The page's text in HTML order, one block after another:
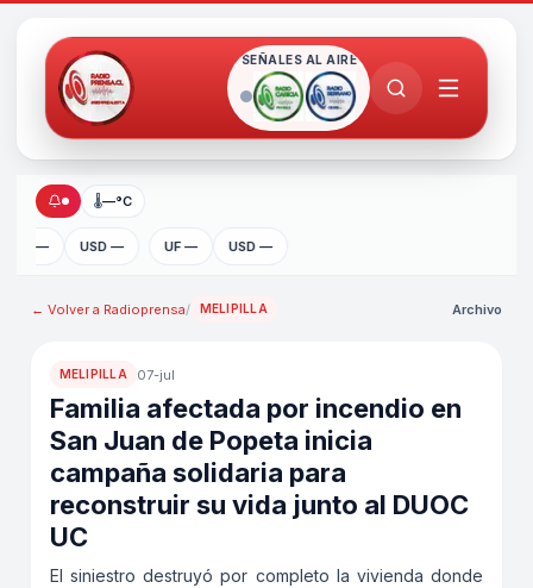
SEÑALES AL AIRE
🌡—°C
UF — USD — UF — USD —
← Volver a Radioprensa/ MELIPILLA Archivo
MELIPILLA 07-jul
Familia afectada por incendio en
San Juan de Popeta inicia
campaña solidaria para
reconstruir su vida junto al DUOC
UC
El siniestro destruyó por completo la vivienda donde